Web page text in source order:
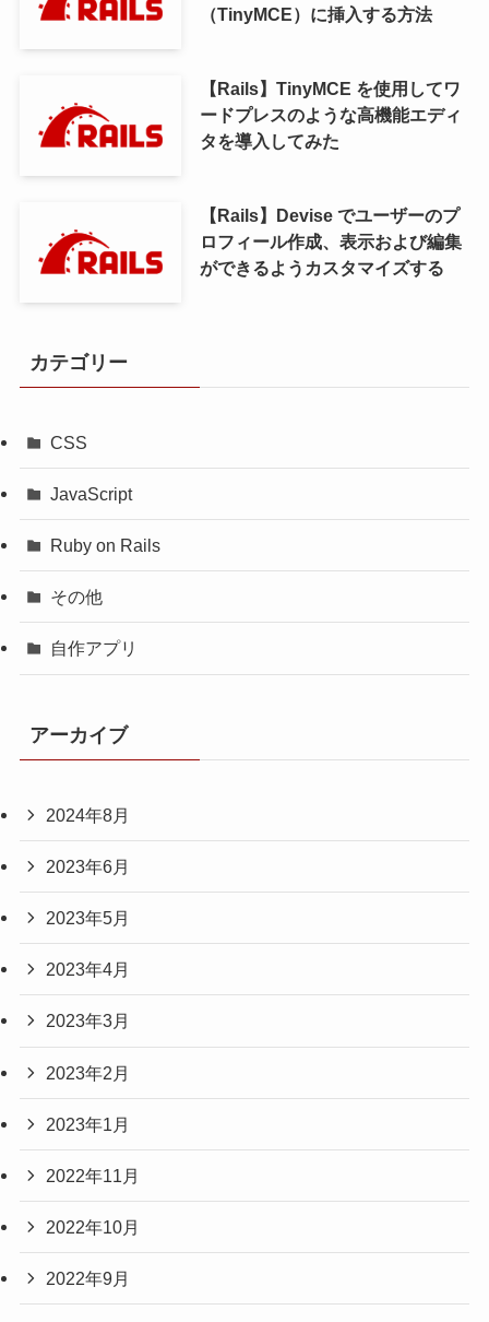
（TinyMCE）に挿入する方法
【Rails】TinyMCE を使用してワ
ードプレスのような高機能エディ
タを導入してみた
【Rails】Devise でユーザーのプ
ロフィール作成、表示および編集
ができるようカスタマイズする
カテゴリー
CSS
JavaScript
Ruby on Rails
その他
自作アプリ
アーカイブ
2024年8月
2023年6月
2023年5月
2023年4月
2023年3月
2023年2月
2023年1月
2022年11月
2022年10月
2022年9月